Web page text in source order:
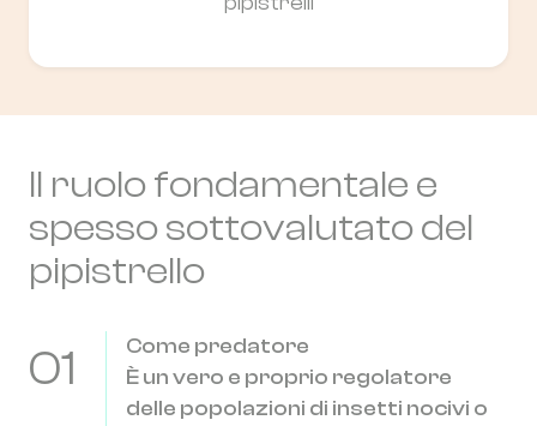
Il ruolo fondamentale e
spesso sottovalutato del
pipistrello
01
Come predatore
È un vero e proprio regolatore
delle popolazioni di insetti nocivi o